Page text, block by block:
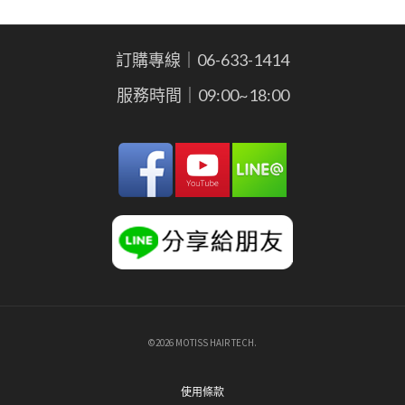
訂購專線｜06-633-1414
服務時間｜09:00~18:00
©2026 MOTISS HAIR TECH.
使用條款